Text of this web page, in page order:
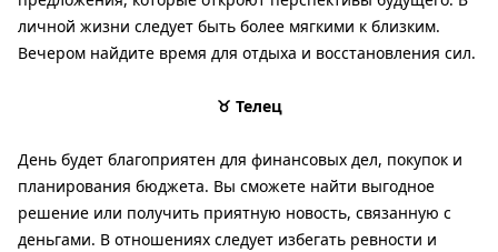
личной жизни следует быть более мягкими к близким.
Вечером найдите время для отдыха и восстановления сил.
♉ Телец
День будет благоприятен для финансовых дел, покупок и
планирования бюджета. Вы сможете найти выгодное
решение или получить приятную новость, связанную с
деньгами. В отношениях следует избегать ревности и